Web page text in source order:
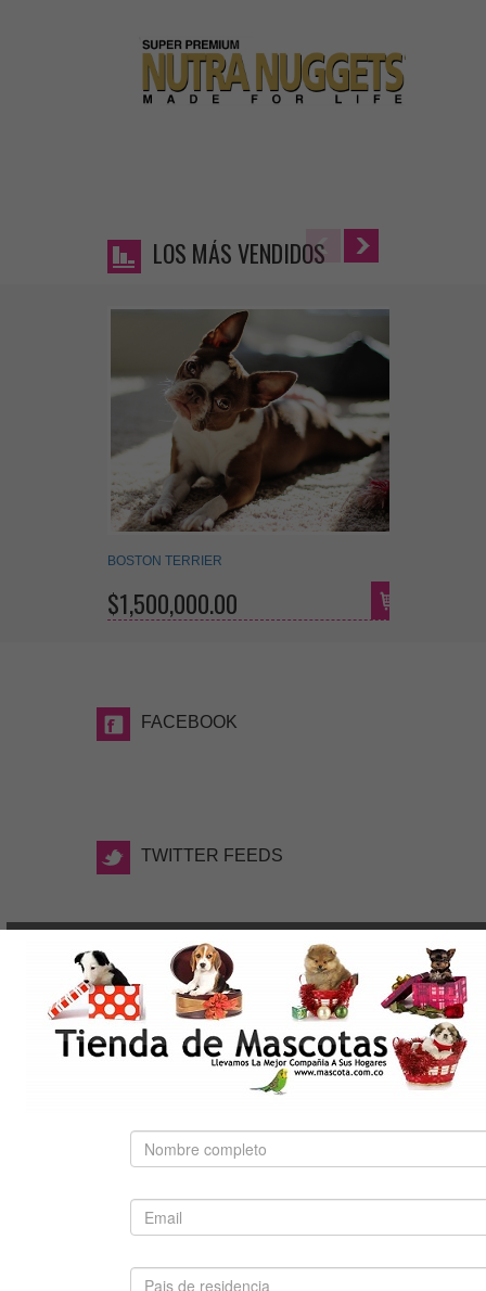
LOS MÁS VENDIDOS
BOSTON TERRIER
$1,500,000.00
FACEBOOK
TWITTER FEEDS
TAGS
WWW.MASCOTA.COM.CO, Date la Oportunidad de
elegir el nuevo integrante de tu familia, Tienda de
Mascotas Medellin. Criaderos de Perros Medellin.
Venta de Mascotas Medellin, Cachorros Medellin,
Tienda de Mascotas Online en Medellin, Productos
Chihuahua, Westy, Pinscher Mini, Beagle, Maltes,
Boxer, Bull Terrier, Bulldog Francés, Bulldog Ingles,
Terrier, Mini Toy, Golden Retriever, Labrador Retriever,
Lobo Siberiano, Pastor Aleman, Boston Terrier, Pit Bull,